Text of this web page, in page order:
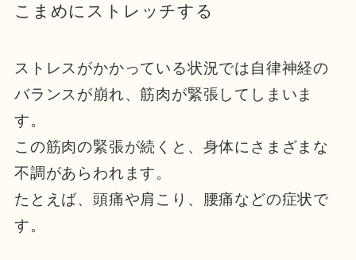
こまめにストレッチする
ストレスがかかっている状況では自律神経の
バランスが崩れ、筋肉が緊張してしまいま
す。
この筋肉の緊張が続くと、身体にさまざまな
不調があらわれます。
たとえば、頭痛や肩こり、腰痛などの症状で
す。